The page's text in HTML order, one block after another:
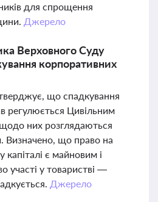
для спрощення
Джерело
Верховного Суду
корпоративних
що спадкування
регулюється Цивільним
них розглядаються
Визначено, що право на
капіталі є майновим і
участі у товаристві —
Джерело